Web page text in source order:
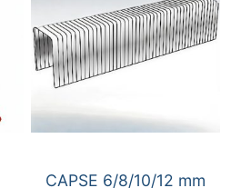
CAPSE 6/8/10/12 mm